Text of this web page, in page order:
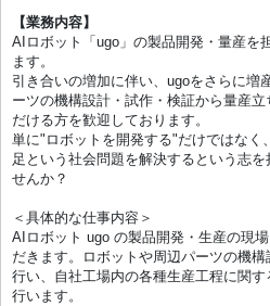
【業務内容】
AIロボット「ugo」の製品開発・量産を
ます。
引き合いの増加に伴い、ugoをさらに増
ーツの機構設計・試作・検証から量産
だける方を歓迎しております。
単に"ロボットを開発する"だけではなく
足という社会問題を解決するという志
せんか？
＜具体的な仕事内容＞
AIロボット ugo の製品開発・生産の現
だきます。ロボットや周辺パーツの機
行い、自社工場内の各種生産工程に関
行います。